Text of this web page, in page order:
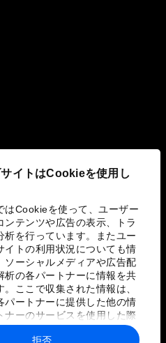
イトはCookieを使用し
はCookieを使って、ユーザー
ンテンツや広告の表示、トラ
析を行っています。またユー
イトの利用状況についても情
ソーシャルメディアや広告配
析の各パートナーに情報を共
。ここで収集された情報は、
パートナーに提供した他の情
ナーのサービスを使用した際
情報と組み合わされ、各パー
拒否
み